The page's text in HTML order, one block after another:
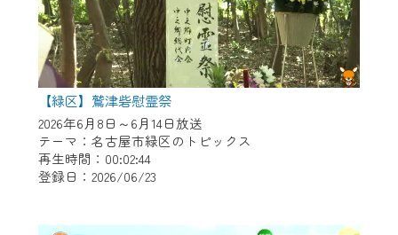
【緑区】鷲津砦慰霊祭
2026年6月8日～6月14日放送
テーマ：名古屋市緑区のトピックス
再生時間：00:02:44
登録日：2026/06/23